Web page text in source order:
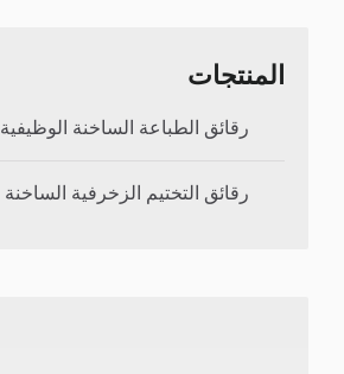
المنتجات
رقائق الطباعة الساخنة الوظيفية
رقائق التختيم الزخرفية الساخنة